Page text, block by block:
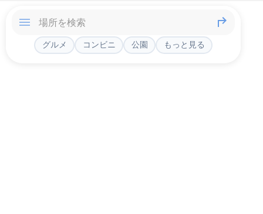
グルメ コンビニ 公園 もっと見る